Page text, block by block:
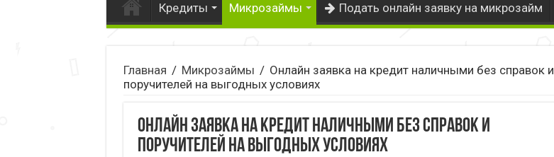
Кредиты Микрозаймы Подать онлайн заявку на микрозайм
Главная / Микрозаймы / Онлайн заявка на кредит наличными без справок и
поручителей на выгодных условиях
Онлайн заявка на кредит наличными без справок и
поручителей на выгодных условиях